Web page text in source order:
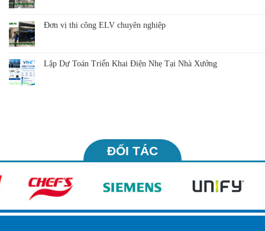
Đơn vị thi công ELV chuyên nghiệp
Lập Dự Toán Triển Khai Điện Nhẹ Tại Nhà Xưởng
ĐỐI TÁC